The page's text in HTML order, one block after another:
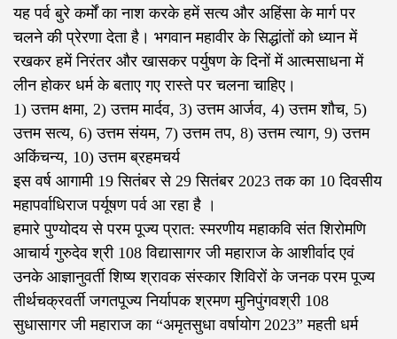
यह पर्व बुरे कर्मों का नाश करके हमें सत्य और अहिंसा के मार्ग पर
चलने की प्रेरणा देता है। भगवान महावीर के सिद्धांतों को ध्यान में
रखकर हमें निरंतर और खासकर पर्युषण के दिनों में आत्मसाधना में
लीन होकर धर्म के बताए गए रास्ते पर चलना चाहिए।
1) उत्तम क्षमा, 2) उत्तम मार्दव, 3) उत्तम आर्जव, 4) उत्तम शौच, 5)
उत्तम सत्य, 6) उत्तम संयम, 7) उत्तम तप, 8) उत्तम त्याग, 9) उत्तम
अकिंचन्य, 10) उत्तम ब्रहमचर्य
इस वर्ष आगामी 19 सितंबर से 29 सितंबर 2023 तक का 10 दिवसीय
महापर्वाधिराज पर्यूषण पर्व आ रहा है ।
हमारे पुण्योदय से परम पूज्य प्रात: स्मरणीय महाकवि संत शिरोमणि
आचार्य गुरुदेव श्री 108 विद्यासागर जी महाराज के आशीर्वाद एवं
उनके आज्ञानुवर्ती शिष्य श्रावक संस्कार शिविरों के जनक परम पूज्य
तीर्थचक्रवर्ती जगतपूज्य निर्यापक श्रमण मुनिपुंगवश्री 108
सुधासागर जी महाराज का “अमृतसुधा वर्षायोग 2023” महती धर्म